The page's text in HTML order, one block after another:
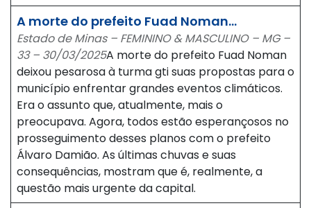
A morte do prefeito Fuad Noman…
Estado de Minas – FEMININO & MASCULINO – MG –
33 – 30/03/2025A morte do prefeito Fuad Noman
deixou pesarosa à turma gti suas propostas para o
município enfrentar grandes eventos climáticos.
Era o assunto que, atualmente, mais o
preocupava. Agora, todos estão esperançosos no
prosseguimento desses planos com o prefeito
Álvaro Damião. As últimas chuvas e suas
consequências, mostram que é, realmente, a
questão mais urgente da capital.